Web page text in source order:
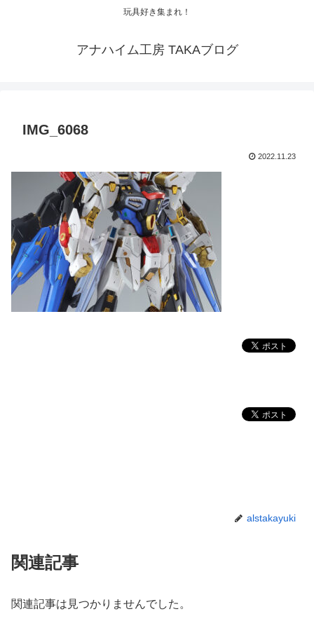
玩具好き集まれ！
アナハイム工房 TAKAブログ
IMG_6068
2022.11.23
alstakayuki
関連記事
関連記事は見つかりませんでした。